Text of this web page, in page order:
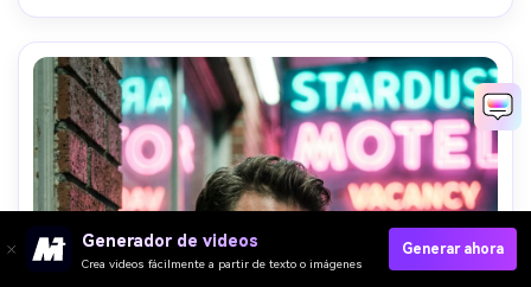
Generador de videos
Crea videos fácilmente a partir de texto o imágenes
Generar ahora